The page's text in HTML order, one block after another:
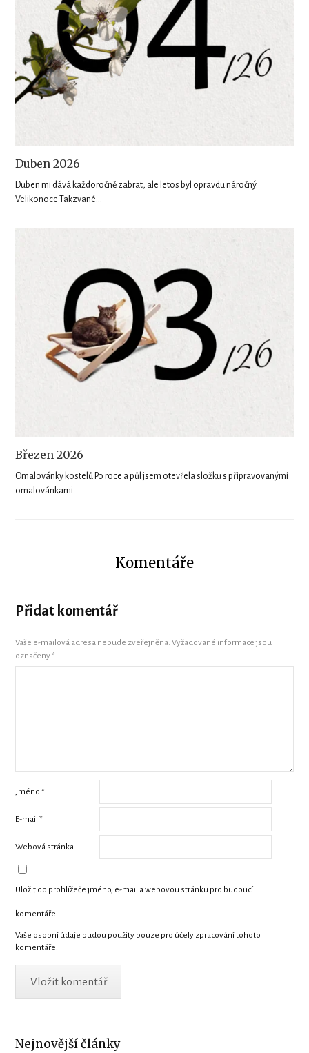
Duben 2026
Duben mi dává každoročně zabrat, ale letos byl opravdu náročný.
Velikonoce Takzvané…
Březen 2026
Omalovánky kostelů Po roce a půl jsem otevřela složku s připravovanými
omalovánkami…
Komentáře
Přidat komentář
Vaše e-mailová adresa nebude zveřejněna. Vyžadované informace jsou
označeny*
Jméno*
E-mail*
Webová stránka
Uložit do prohlížeče jméno, e-mail a webovou stránku pro budoucí
komentáře.
Vaše osobní údaje budou použity pouze pro účely zpracování tohoto
komentáře.
Nejnovější články